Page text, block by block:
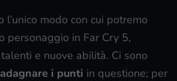
modo con cui potremo
personaggio in Far Cry 5,
e nuove abilità. Ci sono
i punti in questione; per